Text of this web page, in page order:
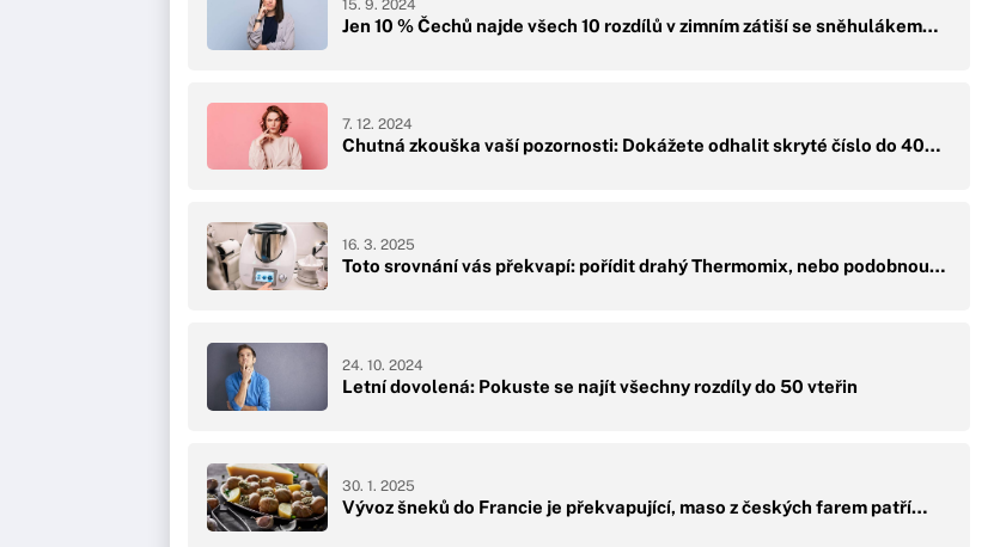
Jen 10 % Čechů najde všech 10 rozdílů v zimním zátiší se sněhulákem…
15. 9. 2024
Chutná zkouška vaší pozornosti: Dokážete odhalit skryté číslo do 40…
7. 12. 2024
Toto srovnání vás překvapí: pořídit drahý Thermomix, nebo podobnou…
16. 3. 2025
Letní dovolená: Pokuste se najít všechny rozdíly do 50 vteřin
24. 10. 2024
Vývoz šneků do Francie je překvapující, maso z českých farem patří…
30. 1. 2025